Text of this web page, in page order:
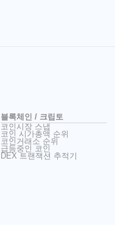
블록체인 / 크립토
코인시장 스냅
코인 시가총액 순위
코인거래소 순위
급등중인 코인
DEX 트랜잭션 추적기